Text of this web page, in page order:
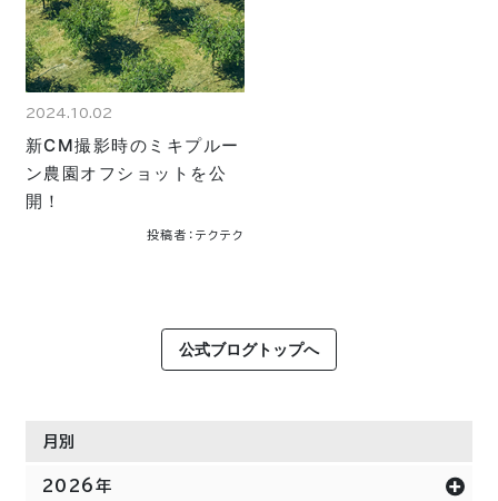
2024.10.02
新CM撮影時のミキプルー
ン農園オフショットを公
開！
投稿者：テクテク
公式ブログトップへ
月別
2026年